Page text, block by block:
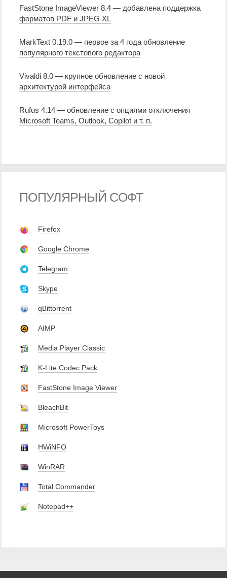
FastStone ImageViewer 8.4 — добавлена поддержка
форматов PDF и JPEG XL
MarkText 0.19.0 — первое за 4 года обновление
популярного текстового редактора
Vivaldi 8.0 — крупное обновление с новой
архитектурой интерфейса
Rufus 4.14 — обновление с опциями отключения
Microsoft Teams, Outlook, Copilot и т. п.
ПОПУЛЯРНЫЙ СОФТ
Firefox
Google Chrome
Telegram
Skype
qBittorrent
AIMP
Media Player Classic
K-Lite Codec Pack
FastStone Image Viewer
BleachBit
Microsoft PowerToys
HWiNFO
WinRAR
Total Commander
Notepad++